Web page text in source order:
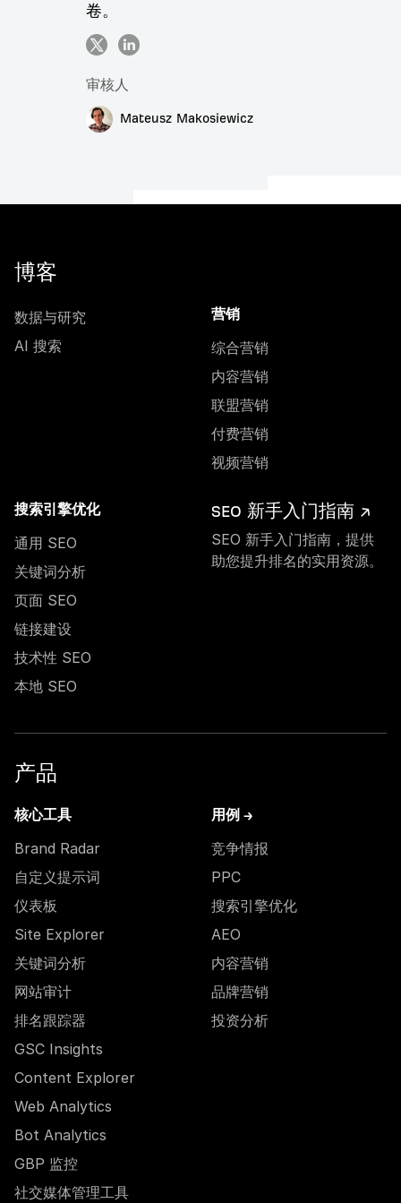
卷。
审核人
Mateusz Makosiewicz
博客
数据与研究
AI 搜索
营销
综合营销
内容营销
联盟营销
付费营销
视频营销
搜索引擎优化
通用 SEO
关键词分析
页面 SEO
链接建设
技术性 SEO
本地 SEO
SEO 新手入门指南 ↗
SEO 新手入门指南，提供
助您提升排名的实用资源。
产品
核心工具
Brand Radar
自定义提示词
仪表板
Site Explorer
关键词分析
网站审计
排名跟踪器
GSC Insights
Content Explorer
Web Analytics
Bot Analytics
GBP 监控
社交媒体管理工具
用例 →
竞争情报
PPC
搜索引擎优化
AEO
内容营销
品牌营销
投资分析